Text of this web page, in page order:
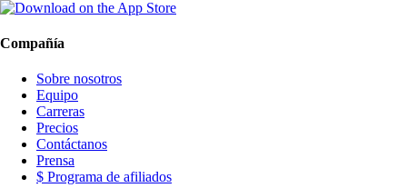
Compañía
Sobre nosotros
Equipo
Carreras
Precios
Contáctanos
Prensa
$ Programa de afiliados